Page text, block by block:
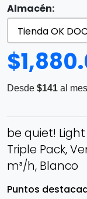
Almacén:
$
Desde $141 al
be quiet! Light
Triple Pack,
m³/h, Blanco
Puntos